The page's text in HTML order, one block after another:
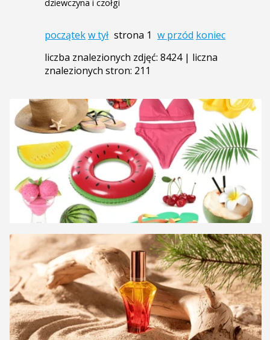
dziewczyna i czołgi
początekw tył strona 1 w przód koniec
liczba znalezionych zdjęć: 8424 | liczna
znalezionych stron: 211